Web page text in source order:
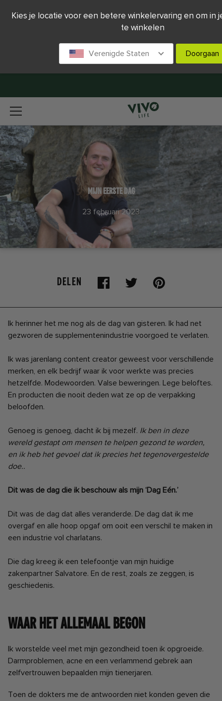
MIJN EERSTE DAG
23 februari 2023
DELEN
Ik herinner het me nog als de dag van gisteren. Ik had net
gezworen de supplementenindustrie voorgoed te verlaten.
Ik was jarenlang content creator geweest voor verschillende
merken, en elk bedrijf waar ik voor werkte was precies
hetzelfde. Modewoorden. Valse beweringen. Lege beloftes.
En producten die nooit deden wat ze op de verpakking
beloofden.
Genoeg is genoeg, dacht ik bij mezelf. Ik ben in deze
wereld gestapt om mensen te helpen gezond te worden,
en ik heb het gevoel dat ik precies het tegenovergestelde
doe..
Dit was de dag die ik beschouw als mijn ‘Dag Eén.’
Dit was de dag dat alles veranderde. De dag dat ik me
overgaf en alle hoop opgaf om ooit een verschil te maken in
een industrie vol charlatans.
Die dag kreeg ik een telefoontje van mijn huidige
zakenpartner Salvatore. En de rest, zoals ze zeggen, is
geschiedenis.
Waar het allemaal begon
Ik worstelde veel met mijn gezondheid toen ik opgroeide.
Darmproblemen, acne en een verlammend gebrek aan
zelfvertrouwen bepaalden mijn tienerjaren.
Toen de dokters me de antwoorden niet konden geven die
Kies je locatie voor een betere winkelervaring en om in
te winkelen
Verenigde Staten Doorgaan